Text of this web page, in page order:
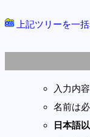
上記ツリーを一
入力内
名前は必
日本語